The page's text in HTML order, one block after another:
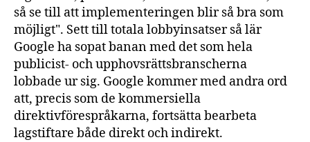
så se till att implementeringen blir så bra som
möjligt". Sett till totala lobbyinsatser så lär
Google ha sopat banan med det som hela
publicist- och upphovsrättsbranscherna
lobbade ur sig. Google kommer med andra ord
att, precis som de kommersiella
direktivförespråkarna, fortsätta bearbeta
lagstiftare både direkt och indirekt.